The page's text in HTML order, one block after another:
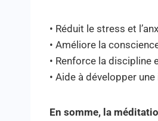
• Réduit le stress et
• Améliore la
• Renforce la discipline
• Aide à développer
En somme, la